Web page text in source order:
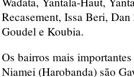
Recasement, Issa Beri,
Goudel e Koubia.
Os bairros mais
Niamei (Harobanda) são